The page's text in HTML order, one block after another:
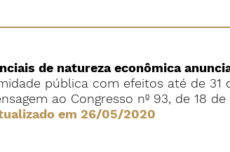
de natureza econômica
pública com efeitos até de 31
ao Congresso nº 93, de 18
em 26/05/2020